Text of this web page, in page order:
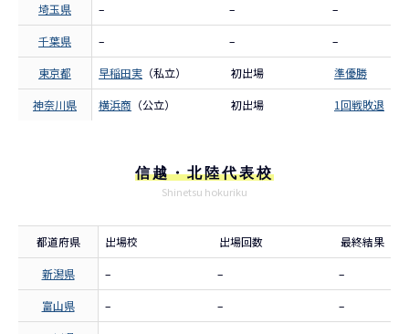
埼玉県 – – –
千葉県 – – –
東京都 早稲田実 （私立） 初出場 準優勝
神奈川県 横浜商 （公立） 初出場 1回戦敗退
信越・北陸代表校
Shinetsu hokuriku
都道府県 出場校 出場回数 最終結果
新潟県 – – –
富山県 – – –